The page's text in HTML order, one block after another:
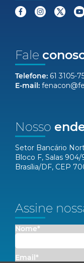
Fale
Telefone: 61 3105-
E-mail:
Nosso
Setor Bancário
Bloco F, Salas 904/
Brasília/DF, CEP
Assine
Nome*
Email*